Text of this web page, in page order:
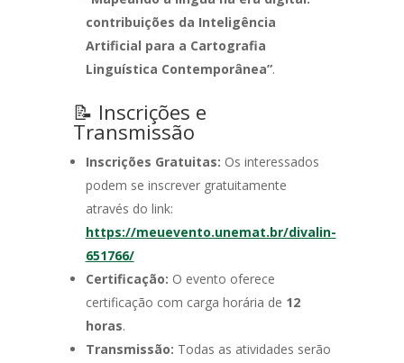
contribuições da Inteligência
Artificial para a Cartografia
Linguística Contemporânea”.
📝 Inscrições e
Transmissão
Inscrições Gratuitas: Os interessados
podem se inscrever gratuitamente
através do link:
https://meuevento.unemat.br/divalin-
651766/
Certificação: O evento oferece
certificação com carga horária de 12
horas.
Transmissão: Todas as atividades serão